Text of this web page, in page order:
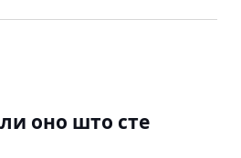
оно што сте